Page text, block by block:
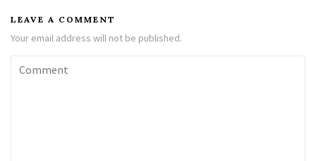
LEAVE A COMMENT
Your email address will not be published.